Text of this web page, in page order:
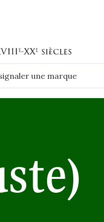
une marque